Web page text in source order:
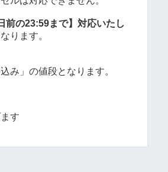
前の23:59まで】対応いたし
ります。
み」の値段となります。
す